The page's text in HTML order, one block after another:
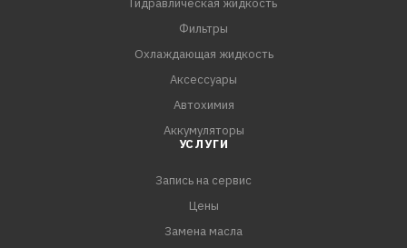
- Восстанавливает первоначальный цвет
Гидравлическая жидкость
Фильтры
Охлаждающая жидкость
Аксессуары
Автохимия
Аккумуляторы
УСЛУГИ
Запись на сервис
Цены
Замена масла